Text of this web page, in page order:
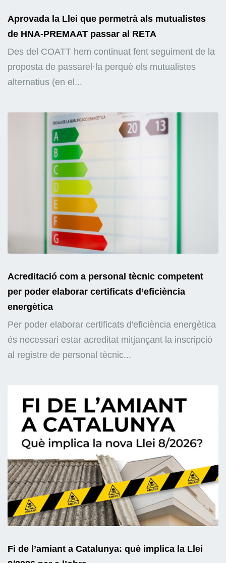
Aprovada la Llei que permetrà als mutualistes
de HNA-PREMAAT passar al RETA
Des del COATT hem continuat fent seguiment de la
proposta de passarel·la perquè els mutualistes
alternatius (en el...
Acreditació com a personal tècnic competent
per poder elaborar certificats d’eficiència
energètica
Per poder elaborar certificats d'eficiència energètica
és necessari estar acreditat mitjançant la inscripció
al registre de personal tècnic...
Fi de l’amiant a Catalunya: què implica la Llei